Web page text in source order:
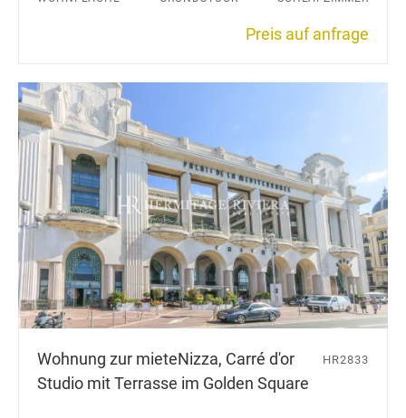
Preis auf anfrage
Wohnung zur mieteNizza, Carré d'or
Studio mit Terrasse im Golden Square
HR2833